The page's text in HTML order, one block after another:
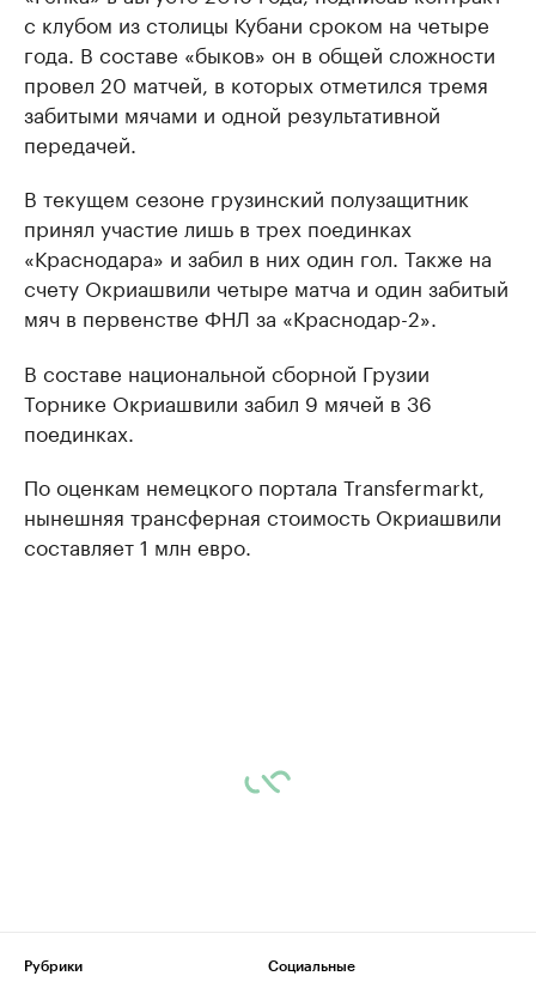
с клубом из столицы Кубани сроком на четыре
года. В составе «быков» он в общей сложности
провел 20 матчей, в которых отметился тремя
забитыми мячами и одной результативной
передачей.
В текущем сезоне грузинский полузащитник
принял участие лишь в трех поединках
«Краснодара» и забил в них один гол. Также на
счету Окриашвили четыре матча и один забитый
мяч в первенстве ФНЛ за «Краснодар-2».
В составе национальной сборной Грузии
Торнике Окриашвили забил 9 мячей в 36
поединках.
По оценкам немецкого портала Transfermarkt,
нынешняя трансферная стоимость Окриашвили
составляет 1 млн евро.
Рубрики
Социальные